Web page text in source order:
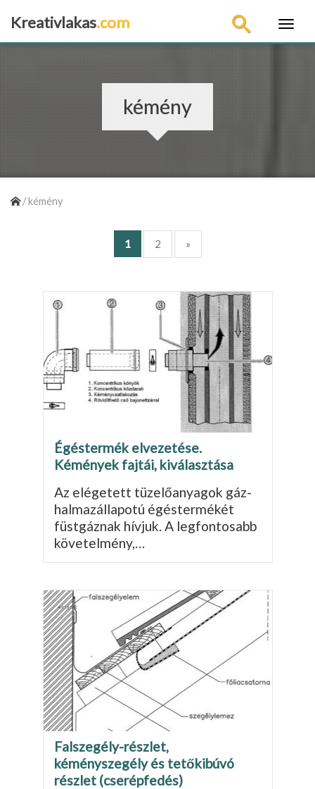
Kreativlakas.com
kémény
/kémény
1 2 »
Égéstermék elvezetése.
Kémények fajtái, kiválasztása
Az elégetett tüzelőanyagok gáz-
halmazállapotú égéstermékét
füstgáznak hívjuk. A legfonto­sabb
követelmény,…
Falszegély-részlet,
kéményszegély és tetőkibúvó
részlet (cserépfedés)